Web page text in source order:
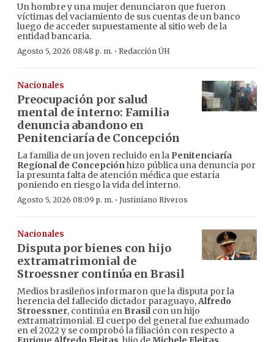
Un hombre y una mujer denunciaron que fueron
víctimas del vaciamiento de sus cuentas de un banco
luego de acceder supuestamente al sitio web de la
entidad bancaria.
Agosto 5, 2026 08:48 p. m. · Redacción ÚH
Nacionales
Preocupación por salud
mental de interno: Familia
denuncia abandono en
Penitenciaría de Concepción
La familia de un joven recluido en la Penitenciaría
Regional de Concepciónhizo pública una denuncia por
la presunta falta de atención médica que estaría
poniendo en riesgo la vida del interno.
Agosto 5, 2026 08:09 p. m. · Justiniano Riveros
Nacionales
Disputa por bienes con hijo
extramatrimonial de
Stroessner continúa en Brasil
Medios brasileños informaron que la disputa por la
herencia del fallecido dictador paraguayo,Alfredo
Stroessner, continúa en Brasilcon un hijo
extramatrimonial. El cuerpo del general fue exhumado
en el 2022 y se comprobó la filiación con respecto a